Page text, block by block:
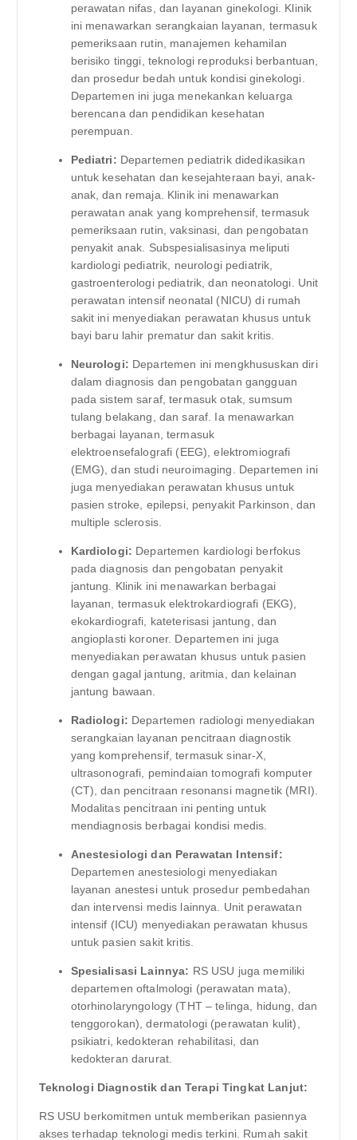
perawatan nifas, dan layanan ginekologi. Klinik
ini menawarkan serangkaian layanan, termasuk
pemeriksaan rutin, manajemen kehamilan
berisiko tinggi, teknologi reproduksi berbantuan,
dan prosedur bedah untuk kondisi ginekologi.
Departemen ini juga menekankan keluarga
berencana dan pendidikan kesehatan
perempuan.
Pediatri: Departemen pediatrik didedikasikan
untuk kesehatan dan kesejahteraan bayi, anak-
anak, dan remaja. Klinik ini menawarkan
perawatan anak yang komprehensif, termasuk
pemeriksaan rutin, vaksinasi, dan pengobatan
penyakit anak. Subspesialisasinya meliputi
kardiologi pediatrik, neurologi pediatrik,
gastroenterologi pediatrik, dan neonatologi. Unit
perawatan intensif neonatal (NICU) di rumah
sakit ini menyediakan perawatan khusus untuk
bayi baru lahir prematur dan sakit kritis.
Neurologi: Departemen ini mengkhususkan diri
dalam diagnosis dan pengobatan gangguan
pada sistem saraf, termasuk otak, sumsum
tulang belakang, dan saraf. Ia menawarkan
berbagai layanan, termasuk
elektroensefalografi (EEG), elektromiografi
(EMG), dan studi neuroimaging. Departemen ini
juga menyediakan perawatan khusus untuk
pasien stroke, epilepsi, penyakit Parkinson, dan
multiple sclerosis.
Kardiologi: Departemen kardiologi berfokus
pada diagnosis dan pengobatan penyakit
jantung. Klinik ini menawarkan berbagai
layanan, termasuk elektrokardiografi (EKG),
ekokardiografi, kateterisasi jantung, dan
angioplasti koroner. Departemen ini juga
menyediakan perawatan khusus untuk pasien
dengan gagal jantung, aritmia, dan kelainan
jantung bawaan.
Radiologi: Departemen radiologi menyediakan
serangkaian layanan pencitraan diagnostik
yang komprehensif, termasuk sinar-X,
ultrasonografi, pemindaian tomografi komputer
(CT), dan pencitraan resonansi magnetik (MRI).
Modalitas pencitraan ini penting untuk
mendiagnosis berbagai kondisi medis.
Anestesiologi dan Perawatan Intensif:
Departemen anestesiologi menyediakan
layanan anestesi untuk prosedur pembedahan
dan intervensi medis lainnya. Unit perawatan
intensif (ICU) menyediakan perawatan khusus
untuk pasien sakit kritis.
Spesialisasi Lainnya: RS USU juga memiliki
departemen oftalmologi (perawatan mata),
otorhinolaryngology (THT – telinga, hidung, dan
tenggorokan), dermatologi (perawatan kulit),
psikiatri, kedokteran rehabilitasi, dan
kedokteran darurat.
Teknologi Diagnostik dan Terapi Tingkat Lanjut:
RS USU berkomitmen untuk memberikan pasiennya
akses terhadap teknologi medis terkini. Rumah sakit